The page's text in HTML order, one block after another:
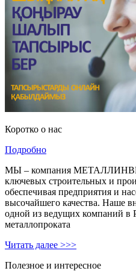
Коротко о нас
Подробно
МЫ – компания
ключевых строительных и
обеспечивая предприятия и
высочайшего качества. Наше
одной из ведущих компаний в
металлопроката
Читать далее >>>
Полезное и интересное